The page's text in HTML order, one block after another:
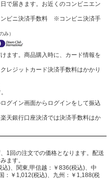
で届きます。お近くのコンビニエン
ビニ決済手数料 ※コンビニ決済手
み）
ます。商品購入時に、カード情報を
ジットカード決済手数料はかかり
グイン画面からログインをして振込
銀行口座決済では決済手数料はか
1回の注文での価格となります。配送
ます。
)、関東,甲信越：￥836(税込)、中
：￥1,012(税込)、九州：￥1,188(税